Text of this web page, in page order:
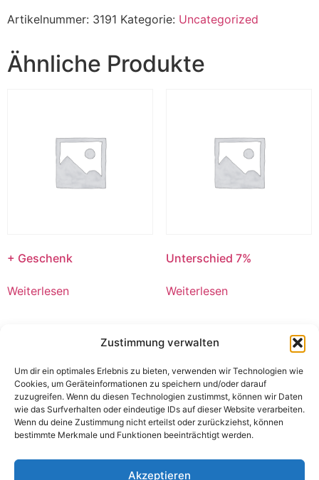
Zustimmung verwalten
Um dir ein optimales Erlebnis zu bieten, verwenden wir Technologien wie
Cookies, um Geräteinformationen zu speichern und/oder darauf
zuzugreifen. Wenn du diesen Technologien zustimmst, können wir Daten
wie das Surfverhalten oder eindeutige IDs auf dieser Website verarbeiten.
Wenn du deine Zustimmung nicht erteilst oder zurückziehst, können
bestimmte Merkmale und Funktionen beeinträchtigt werden.
Akzeptieren
Artikelnummer: 3191 Kategorie: Uncategorized
Ähnliche Produkte
+ Geschenk
Weiterlesen
Unterschied 7%
Weiterlesen